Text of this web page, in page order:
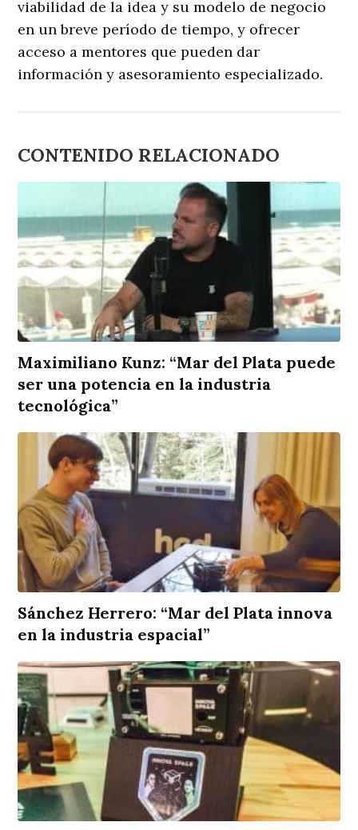
viabilidad de la idea y su modelo de negocio
en un breve período de tiempo, y ofrecer
acceso a mentores que pueden dar
información y asesoramiento especializado.
CONTENIDO RELACIONADO
Maximiliano Kunz: “Mar del Plata puede
ser una potencia en la industria
tecnológica”
Sánchez Herrero: “Mar del Plata innova
en la industria espacial”